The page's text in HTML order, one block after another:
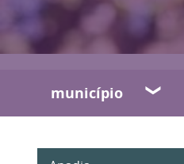
município